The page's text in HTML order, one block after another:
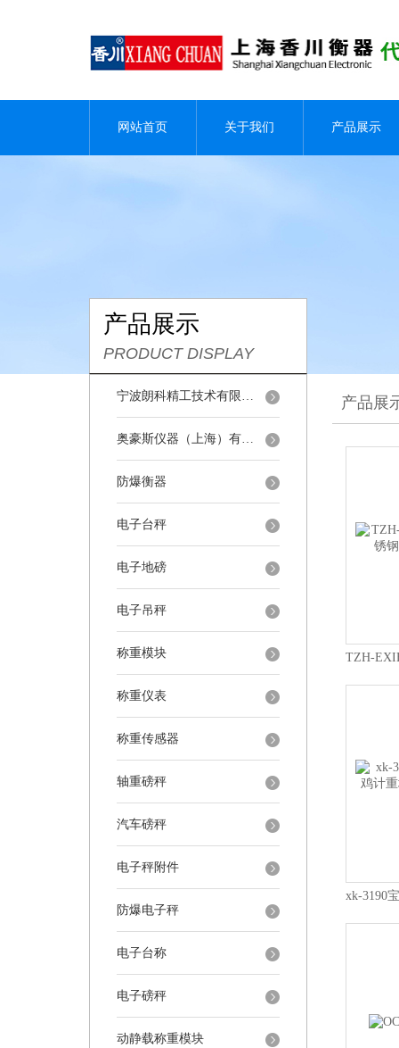
网站首页 关于我们 产品展示
产品展示
PRODUCT DISPLAY
宁波朗科精工技术有限公司
奥豪斯仪器（上海）有限公司
防爆衡器
电子台秤
电子地磅
电子吊秤
称重模块
称重仪表
称重传感器
轴重磅秤
汽车磅秤
电子秤附件
防爆电子秤
电子台称
电子磅秤
动静载称重模块
产品展